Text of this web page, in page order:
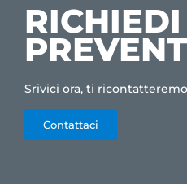
Srivici ora, ti
Contattaci